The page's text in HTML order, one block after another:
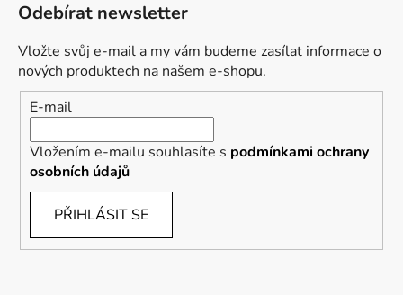
Odebírat newsletter
Vložte svůj e-mail a my vám budeme zasílat informace o
nových produktech na našem e-shopu.
E-mail
Vložením e-mailu souhlasíte s podmínkami ochrany
osobních údajů
PŘIHLÁSIT SE